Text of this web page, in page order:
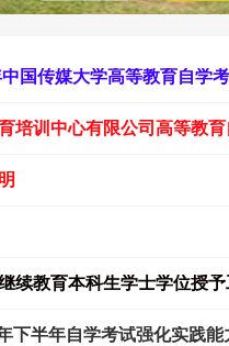
国传媒大学高等教育自学
培训中心有限公司高等教
下半年自学考试强化实践